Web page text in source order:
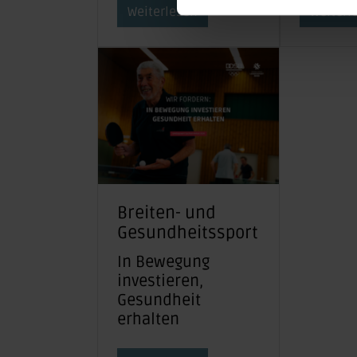
Weiterlesen
Breiten- und
Gesundheitssport
In Bewegung
investieren,
Gesundheit
erhalten